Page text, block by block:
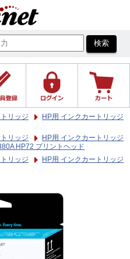
リッジ
HP用 インクカートリッジ
リッジ
HP用 インクカートリッジ
HP72 プリントヘッド
リッジ
HP用 インクカートリッジ